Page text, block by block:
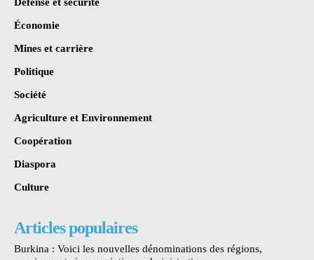
Économie
Mines et carrière
Politique
Société
Agriculture et Environnement
Coopération
Diaspora
Culture
Articles populaires
Burkina : Voici les nouvelles dénominations des régions,